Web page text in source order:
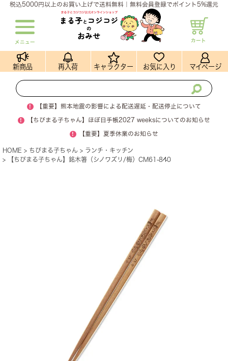
税込5000円以上のお買い上げで送料無料｜無料会員登録でポイント5%還元
メニュー カート
新商品 再入荷 キャラクター お気に入り マイページ
! 【重要】熊本地震の影響による配送遅延・配送停止について
! 【ちびまる子ちゃん】ほぼ日手帳2027 weeksについてのお知らせ
! 【重要】夏季休業のお知らせ
HOME ちびまる子ちゃん
ランチ・キッチン
【ちびまる子ちゃん】銘木箸（シノワズリ/梅）CM61-840